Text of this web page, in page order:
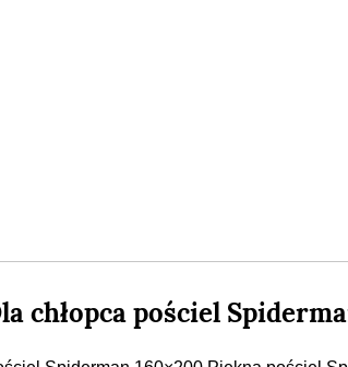
chłopca pościel